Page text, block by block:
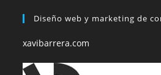
Diseño web y marketing de
xavibarrera.com